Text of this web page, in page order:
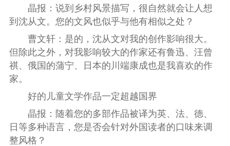
晶报：说到乡村风景描写，很自然就会让人想
到沈从文。您的文风也似乎与他有相似之处？
曹文轩：是的，沈从文对我的创作影响很大。
但除此之外，对我影响较大的作家还有鲁迅、汪曾
祺、俄国的蒲宁、日本的川端康成也是我喜欢的作
家。
好的儿童文学作品一定超越国界
晶报：随着您的多部作品被译为英、法、德、
日等多种语言，您是否会针对外国读者的口味来调
整风格？